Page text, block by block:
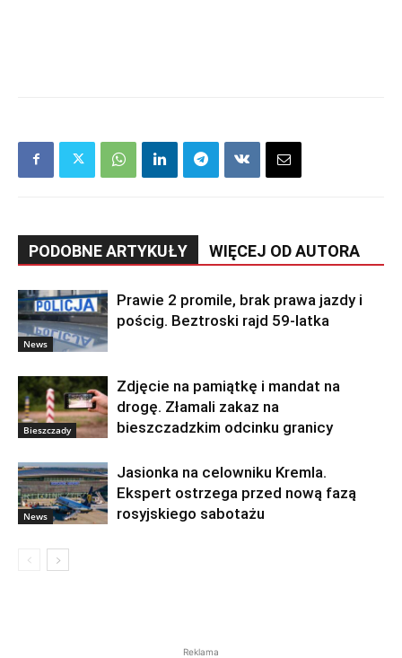
PODOBNE ARTYKUŁY WIĘCEJ OD AUTORA
News
Prawie 2 promile, brak prawa jazdy i
pościg. Beztroski rajd 59-latka
Bieszczady
Zdjęcie na pamiątkę i mandat na
drogę. Złamali zakaz na
bieszczadzkim odcinku granicy
News
Jasionka na celowniku Kremla.
Ekspert ostrzega przed nową fazą
rosyjskiego sabotażu
Reklama